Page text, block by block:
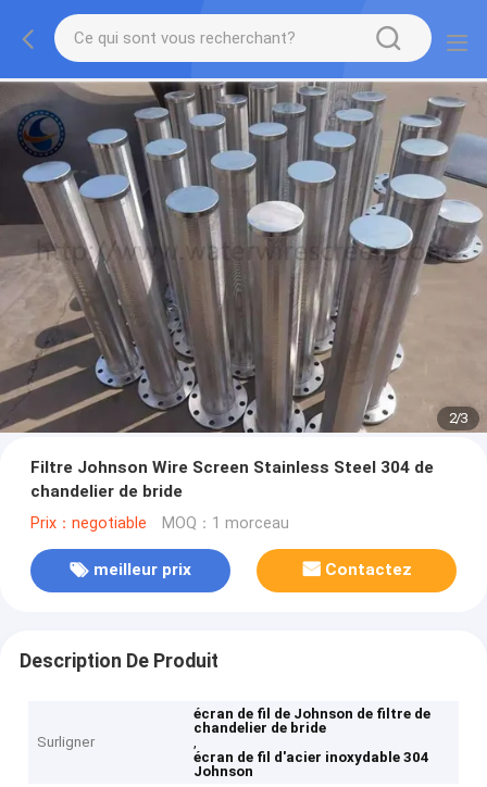
2/3
Filtre Johnson Wire Screen Stainless Steel 304 de
chandelier de bride
Prix：negotiable MOQ：1 morceau
meilleur prix Contactez
Description De Produit
Surligner
écran de fil de Johnson de filtre de
chandelier de bride
,
écran de fil d'acier inoxydable 304
Johnson